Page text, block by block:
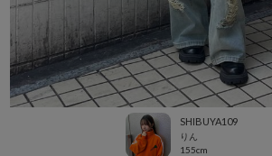
SHIBUYA109
りん
155cm